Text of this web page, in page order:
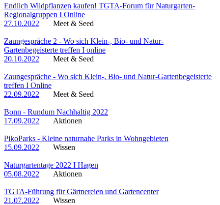
Endlich Wildpflanzen kaufen! TGTA-Forum für Naturgarten-
Regionalgruppen I Online
27.10.2022
Meet & Seed
Zaungespräche 2 - Wo sich Klein-, Bio- und Natur-
Gartenbegeisterte treffen I online
20.10.2022
Meet & Seed
Zaungespräche - Wo sich Klein-, Bio- und Natur-Gartenbegeisterte
treffen I Online
22.09.2022
Meet & Seed
Bonn - Rundum Nachhaltig 2022
17.09.2022
Aktionen
PikoParks - Kleine naturnahe Parks in Wohngebieten
15.09.2022
Wissen
Naturgartentage 2022 I Hagen
05.08.2022
Aktionen
TGTA-Führung für Gärtnereien und Gartencenter
21.07.2022
Wissen